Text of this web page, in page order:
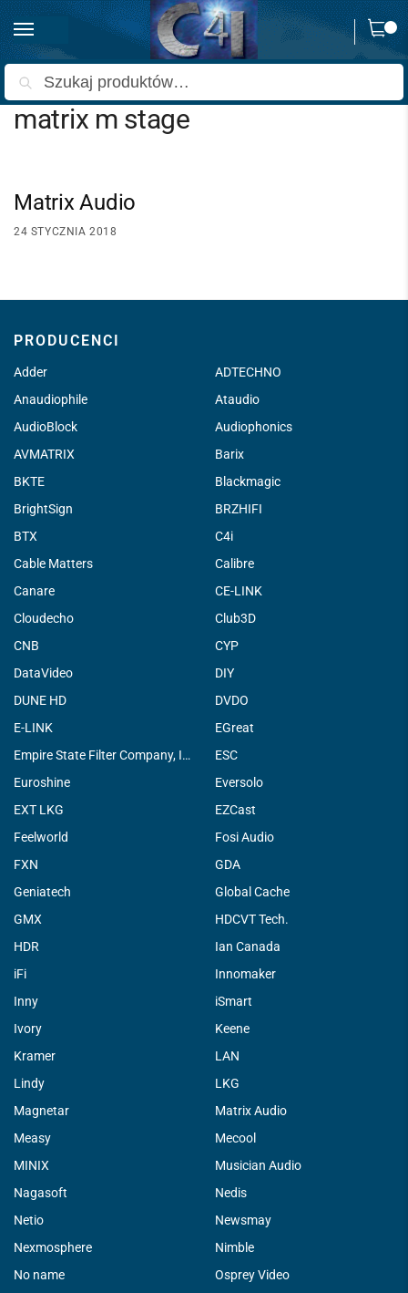
0
Strona główna Wpisy oznaczone “matrix m stage”
matrix m stage
Matrix Audio
24 STYCZNIA 2018
PRODUCENCI
Adder
ADTECHNO
Anaudiophile
Ataudio
AudioBlock
Audiophonics
AVMATRIX
Barix
BKTE
Blackmagic
BrightSign
BRZHIFI
BTX
C4i
Cable Matters
Calibre
Canare
CE-LINK
Cloudecho
Club3D
CNB
CYP
DataVideo
DIY
DUNE HD
DVDO
E-LINK
EGreat
Empire State Filter Company, INC.
ESC
Euroshine
Eversolo
EXT LKG
EZCast
Feelworld
Fosi Audio
FXN
GDA
Geniatech
Global Cache
GMX
HDCVT Tech.
HDR
Ian Canada
iFi
Innomaker
Inny
iSmart
Ivory
Keene
Kramer
LAN
Lindy
LKG
Magnetar
Matrix Audio
Measy
Mecool
MINIX
Musician Audio
Nagasoft
Nedis
Netio
Newsmay
Nexmosphere
Nimble
No name
Osprey Video